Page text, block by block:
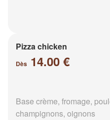
Pizza chicken
Dès 14.00 €
Base crème, fromage,
champignons, oignons